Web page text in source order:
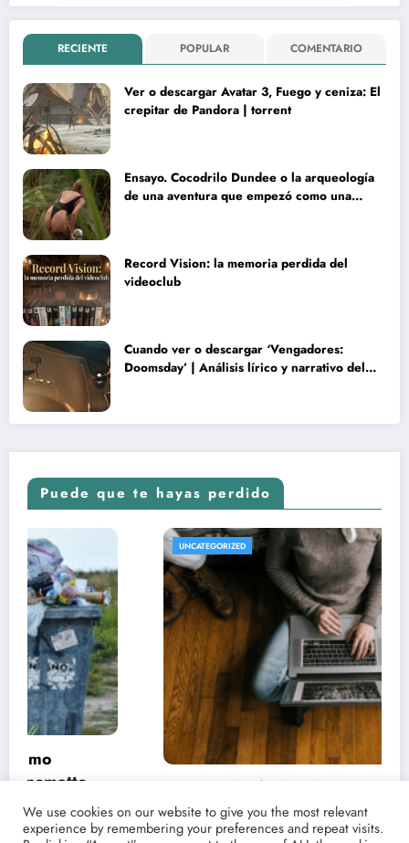
RECIENTE POPULAR COMENTARIO
Ver o descargar Avatar 3, Fuego y ceniza: El
crepitar de Pandora | torrent
Ensayo. Cocodrilo Dundee o la arqueología
de una aventura que empezó como una
Record Vision: la memoria perdida del
videoclub
Cuando ver o descargar ‘Vengadores:
Doomsday’ | Análisis lírico y narrativo del
Puede que te hayas perdido
UNCATEGORIZED
Conoce las fechas de estrenos y críticas de
tus películas y series favoritas con Point
Magazine
21/03/2021 lucenpop
We use cookies on our website to give you the most relevant
experience by remembering your preferences and repeat visits.